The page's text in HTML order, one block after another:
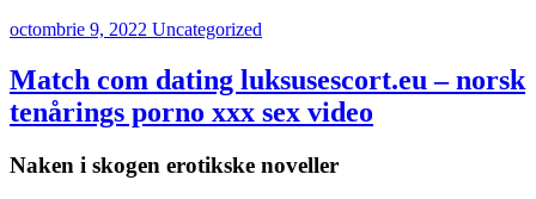
octombrie 9, 2022 Uncategorized
Match com dating luksusescort.eu – norsk
tenårings porno xxx sex video
Naken i skogen erotikske noveller